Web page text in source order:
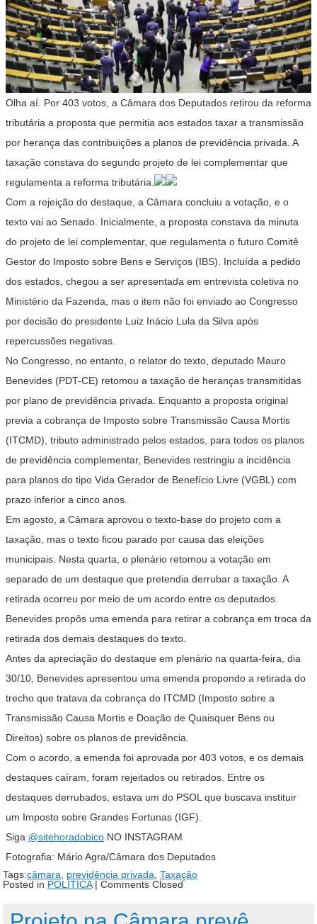
Olha aí. Por 403 votos, a Câmara dos Deputados retirou da reforma
tributária a proposta que permitia aos estados taxar a transmissão
por herança das contribuições a planos de previdência privada. A
taxação constava do segundo projeto de lei complementar que
regulamenta a reforma tributária.
Com a rejeição do destaque, a Câmara concluiu a votação, e o
texto vai ao Senado. Inicialmente, a proposta constava da minuta
do projeto de lei complementar, que regulamenta o futuro Comitê
Gestor do Imposto sobre Bens e Serviços (IBS). Incluída a pedido
dos estados, chegou a ser apresentada em entrevista coletiva no
Ministério da Fazenda, mas o item não foi enviado ao Congresso
por decisão do presidente Luiz Inácio Lula da Silva após
repercussões negativas.
No Congresso, no entanto, o relator do texto, deputado Mauro
Benevides (PDT-CE) retomou a taxação de heranças transmitidas
por plano de previdência privada. Enquanto a proposta original
previa a cobrança de Imposto sobre Transmissão Causa Mortis
(ITCMD), tributo administrado pelos estados, para todos os planos
de previdência complementar, Benevides restringiu a incidência
para planos do tipo Vida Gerador de Benefício Livre (VGBL) com
prazo inferior a cinco anos.
Em agosto, a Câmara aprovou o texto-base do projeto com a
taxação, mas o texto ficou parado por causa das eleições
municipais. Nesta quarta, o plenário retomou a votação em
separado de um destaque que pretendia derrubar a taxação. A
retirada ocorreu por meio de um acordo entre os deputados.
Benevides propôs uma emenda para retirar a cobrança em troca da
retirada dos demais destaques do texto.
Antes da apreciação do destaque em plenário na quarta-feira, dia
30/10, Benevides apresentou uma emenda propondo a retirada do
trecho que tratava da cobrança do ITCMD (Imposto sobre a
Transmissão Causa Mortis e Doação de Quaisquer Bens ou
Direitos) sobre os planos de previdência.
Com o acordo, a emenda foi aprovada por 403 votos, e os demais
destaques caíram, foram rejeitados ou retirados. Entre os
destaques derrubados, estava um do PSOL que buscava instituir
um Imposto sobre Grandes Fortunas (IGF).
Siga @sitehoradobico NO INSTAGRAM
Fotografia: Mário Agra/Câmara dos Deputados
Tags:câmara previdência privada Taxação
Posted in POLÍTICA| Comments Closed